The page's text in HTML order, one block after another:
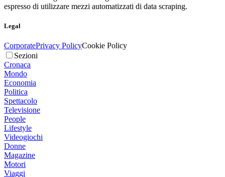
espresso di utilizzare mezzi automatizzati di data scraping.
Legal
CorporatePrivacy PolicyCookie Policy
Sezioni
Cronaca
Mondo
Economia
Politica
Spettacolo
Televisione
People
Lifestyle
Videogiochi
Donne
Magazine
Motori
Viaggi